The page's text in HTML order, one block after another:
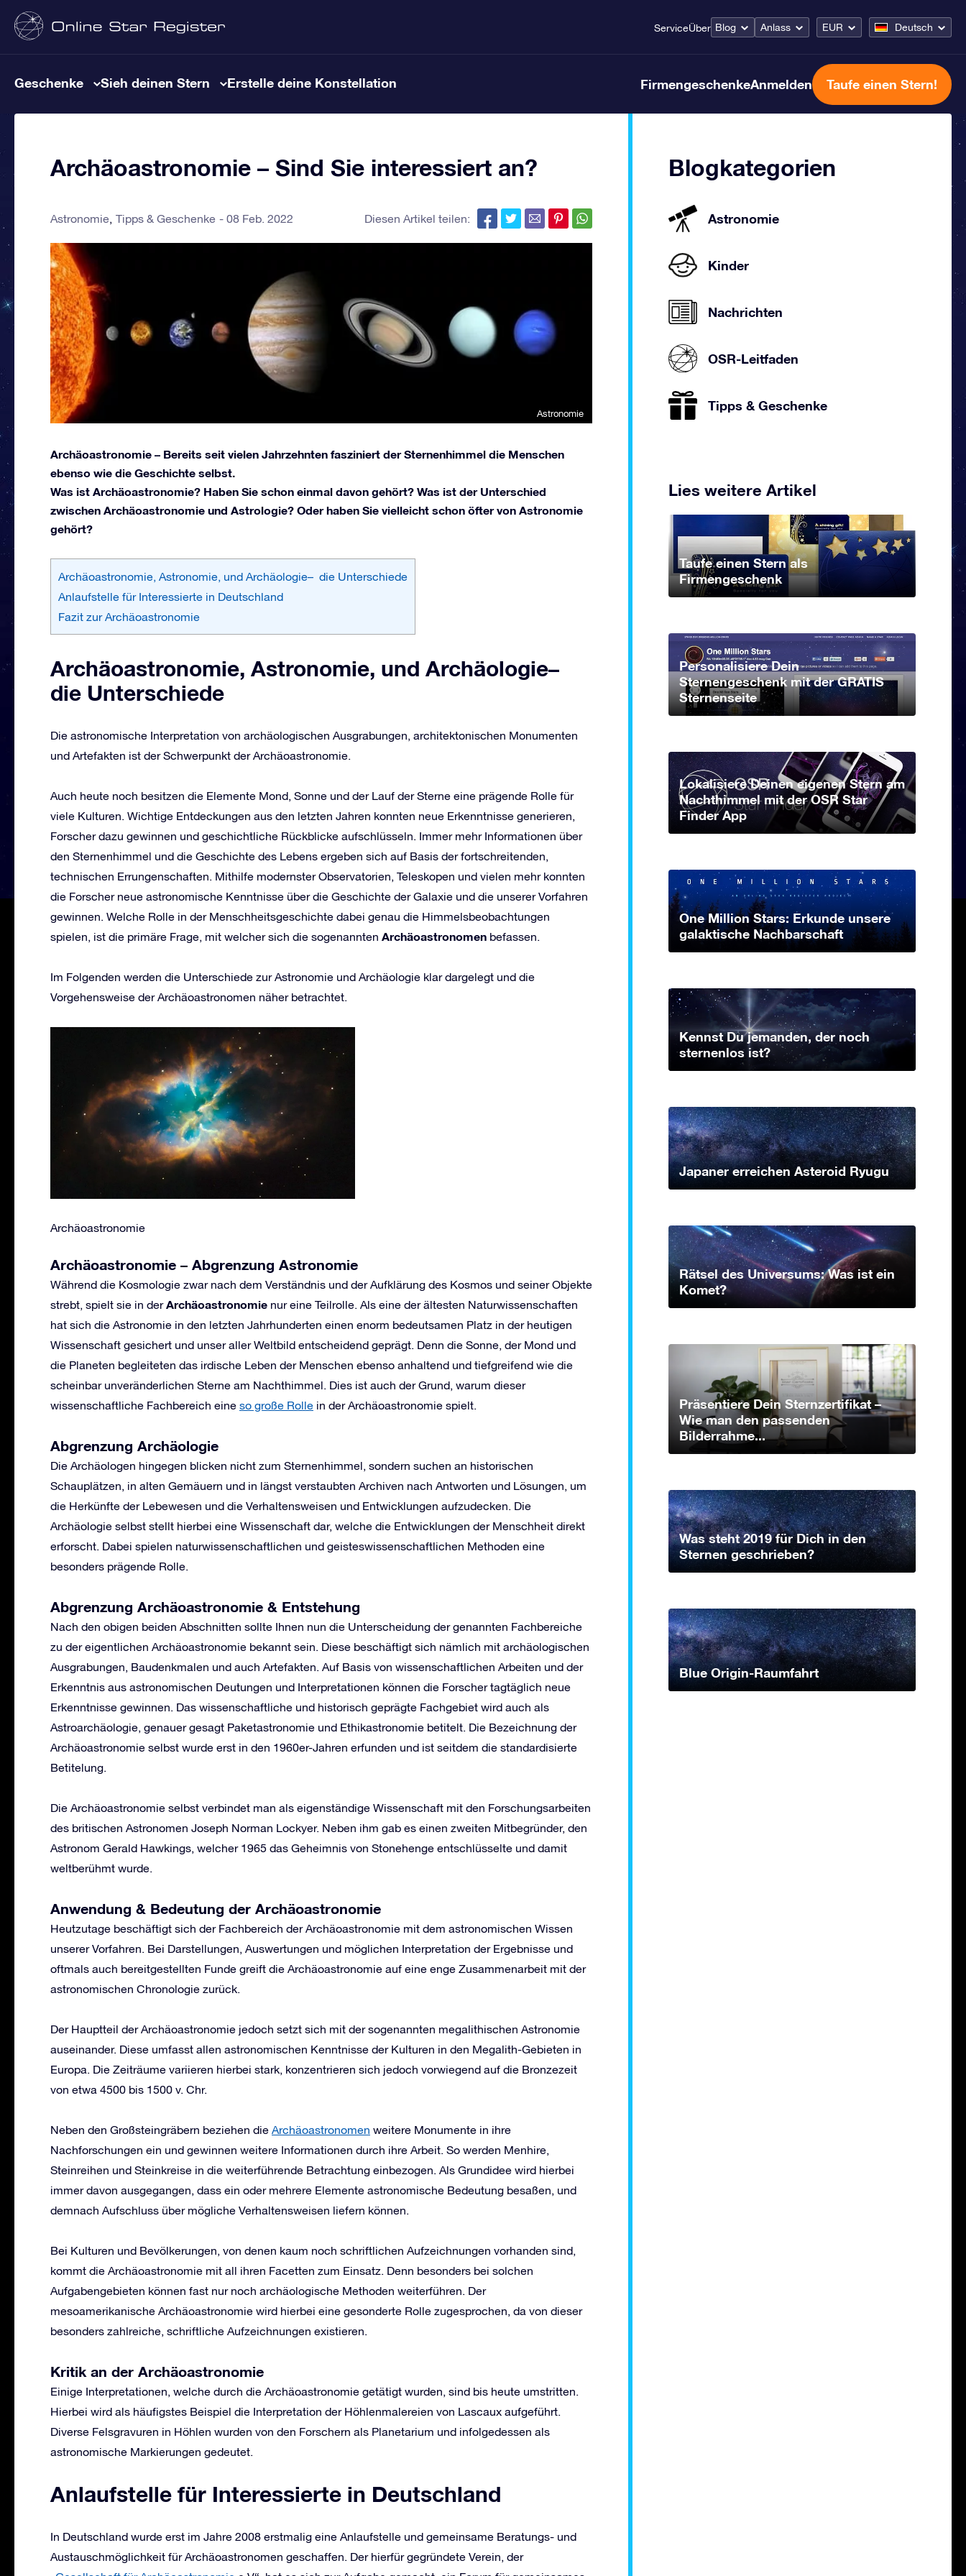
ServiceÜber Blog Anlass EUR Deutsch
Geschenke Sieh deinen Stern Erstelle deine Konstellation FirmengeschenkeAnmelden Taufe einen Stern!
Archäoastronomie – Sind Sie interessiert an?
Astronomie Tipps & Geschenke 08 Feb. 2022 Diesen Artikel teilen:
Astronomie
Archäoastronomie – Bereits seit vielen Jahrzehnten fasziniert der Sternenhimmel die Menschen
ebenso wie die Geschichte selbst.
Was ist Archäoastronomie? Haben Sie schon einmal davon gehört? Was ist der Unterschied
zwischen Archäoastronomie und Astrologie? Oder haben Sie vielleicht schon öfter von Astronomie
gehört?
Archäoastronomie, Astronomie, und Archäologie– die Unterschiede
Anlaufstelle für Interessierte in Deutschland
Fazit zur Archäoastronomie
Archäoastronomie, Astronomie, und Archäologie–
die Unterschiede
Die astronomische Interpretation von archäologischen Ausgrabungen, architektonischen Monumenten
und Artefakten ist der Schwerpunkt der Archäoastronomie.
Auch heute noch besitzen die Elemente Mond, Sonne und der Lauf der Sterne eine prägende Rolle für
viele Kulturen. Wichtige Entdeckungen aus den letzten Jahren konnten neue Erkenntnisse generieren,
Forscher dazu gewinnen und geschichtliche Rückblicke aufschlüsseln. Immer mehr Informationen über
den Sternenhimmel und die Geschichte des Lebens ergeben sich auf Basis der fortschreitenden,
technischen Errungenschaften. Mithilfe modernster Observatorien, Teleskopen und vielen mehr konnten
die Forscher neue astronomische Kenntnisse über die Geschichte der Galaxie und die unserer Vorfahren
gewinnen. Welche Rolle in der Menschheitsgeschichte dabei genau die Himmelsbeobachtungen
spielen, ist die primäre Frage, mit welcher sich die sogenannten Archäoastronomen befassen.
Im Folgenden werden die Unterschiede zur Astronomie und Archäologie klar dargelegt und die
Vorgehensweise der Archäoastronomen näher betrachtet.
Archäoastronomie
Archäoastronomie – Abgrenzung Astronomie
Während die Kosmologie zwar nach dem Verständnis und der Aufklärung des Kosmos und seiner Objekte
strebt, spielt sie in derArchäoastronomie nur eine Teilrolle. Als eine der ältesten Naturwissenschaften
hat sich die Astronomie in den letzten Jahrhunderten einen enorm bedeutsamen Platz in der heutigen
Wissenschaft gesichert und unser aller Weltbild entscheidend geprägt. Denn die Sonne, der Mond und
die Planeten begleiteten das irdische Leben der Menschen ebenso anhaltend und tiefgreifend wie die
scheinbar unveränderlichen Sterne am Nachthimmel. Dies ist auch der Grund, warum dieser
wissenschaftliche Fachbereich eine so große Rolle in der Archäoastronomie spielt.
Abgrenzung Archäologie
Die Archäologen hingegen blicken nicht zum Sternenhimmel, sondern suchen an historischen
Schauplätzen, in alten Gemäuern und in längst verstaubten Archiven nach Antworten und Lösungen, um
die Herkünfte der Lebewesen und die Verhaltensweisen und Entwicklungen aufzudecken. Die
Archäologie selbst stellt hierbei eine Wissenschaft dar, welche die Entwicklungen der Menschheit direkt
erforscht. Dabei spielen naturwissenschaftlichen und geisteswissenschaftlichen Methoden eine
besonders prägende Rolle.
Abgrenzung Archäoastronomie & Entstehung
Nach den obigen beiden Abschnitten sollte Ihnen nun die Unterscheidung der genannten Fachbereiche
zu der eigentlichen Archäoastronomie bekannt sein. Diese beschäftigt sich nämlich mit archäologischen
Ausgrabungen, Baudenkmalen und auch Artefakten. Auf Basis von wissenschaftlichen Arbeiten und der
Erkenntnis aus astronomischen Deutungen und Interpretationen können die Forscher tagtäglich neue
Erkenntnisse gewinnen. Das wissenschaftliche und historisch geprägte Fachgebiet wird auch als
Astroarchäologie, genauer gesagt Paketastronomie und Ethikastronomie betitelt. Die Bezeichnung der
Archäoastronomie selbst wurde erst in den 1960er-Jahren erfunden und ist seitdem die standardisierte
Betitelung.
Die Archäoastronomie selbst verbindet man als eigenständige Wissenschaft mit den Forschungsarbeiten
des britischen Astronomen Joseph Norman Lockyer. Neben ihm gab es einen zweiten Mitbegründer, den
Astronom Gerald Hawkings, welcher 1965 das Geheimnis von Stonehenge entschlüsselte und damit
weltberühmt wurde.
Anwendung & Bedeutung der Archäoastronomie
Heutzutage beschäftigt sich der Fachbereich der Archäoastronomie mit dem astronomischen Wissen
unserer Vorfahren. Bei Darstellungen, Auswertungen und möglichen Interpretation der Ergebnisse und
oftmals auch bereitgestellten Funde greift die Archäoastronomie auf eine enge Zusammenarbeit mit der
astronomischen Chronologie zurück.
Der Hauptteil der Archäoastronomie jedoch setzt sich mit der sogenannten megalithischen Astronomie
auseinander. Diese umfasst allen astronomischen Kenntnisse der Kulturen in den Megalith-Gebieten in
Europa. Die Zeiträume variieren hierbei stark, konzentrieren sich jedoch vorwiegend auf die Bronzezeit
von etwa 4500 bis 1500 v. Chr.
Neben den Großsteingräbern beziehen die Archäoastronomen weitere Monumente in ihre
Nachforschungen ein und gewinnen weitere Informationen durch ihre Arbeit. So werden Menhire,
Steinreihen und Steinkreise in die weiterführende Betrachtung einbezogen. Als Grundidee wird hierbei
immer davon ausgegangen, dass ein oder mehrere Elemente astronomische Bedeutung besaßen, und
demnach Aufschluss über mögliche Verhaltensweisen liefern können.
Bei Kulturen und Bevölkerungen, von denen kaum noch schriftlichen Aufzeichnungen vorhanden sind,
kommt die Archäoastronomie mit all ihren Facetten zum Einsatz. Denn besonders bei solchen
Aufgabengebieten können fast nur noch archäologische Methoden weiterführen. Der
mesoamerikanische Archäoastronomie wird hierbei eine gesonderte Rolle zugesprochen, da von dieser
besonders zahlreiche, schriftliche Aufzeichnungen existieren.
Kritik an der Archäoastronomie
Einige Interpretationen, welche durch die Archäoastronomie getätigt wurden, sind bis heute umstritten.
Hierbei wird als häufigstes Beispiel die Interpretation der Höhlenmalereien von Lascaux aufgeführt.
Diverse Felsgravuren in Höhlen wurden von den Forschern als Planetarium und infolgedessen als
astronomische Markierungen gedeutet.
Anlaufstelle für Interessierte in Deutschland
In Deutschland wurde erst im Jahre 2008 erstmalig eine Anlaufstelle und gemeinsame Beratungs- und
Austauschmöglichkeit für Archäoastronomen geschaffen. Der hierfür gegründete Verein, der
Blogkategorien
Astronomie
Kinder
Nachrichten
OSR-Leitfaden
Tipps & Geschenke
Lies weitere Artikel
Taufe einen Stern als
Firmengeschenk
Personalisiere Dein
Sternengeschenk mit der GRATIS
Sternenseite
Lokalisiere Deinen eigenen Stern am
Nachthimmel mit der OSR Star
Finder App
One Million Stars: Erkunde unsere
galaktische Nachbarschaft
Kennst Du jemanden, der noch
sternenlos ist?
Japaner erreichen Asteroid Ryugu
Rätsel des Universums: Was ist ein
Komet?
Präsentiere Dein Sternzertifikat –
Wie man den passenden
Bilderrahme...
Was steht 2019 für Dich in den
Sternen geschrieben?
Blue Origin-Raumfahrt